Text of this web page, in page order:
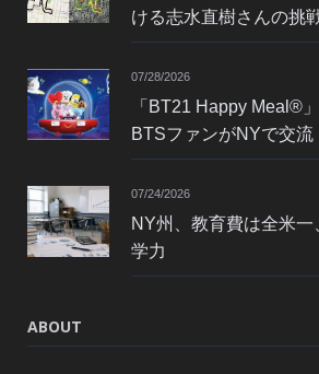
ける志水直樹さんの挑
07/28/2026
「BT21 Happy Meal®
BTSファンがNYで交流
07/24/2026
NY州、教育費は全米
学力
ABOUT